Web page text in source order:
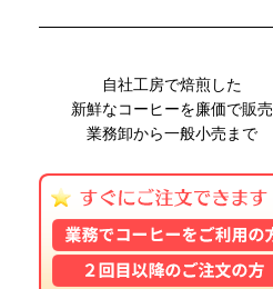
自社工房で焙煎した
新鮮なコーヒーを廉価で販売
業務卸から一般小売まで